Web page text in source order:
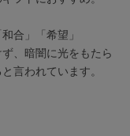
合」「希望」
、暗闇に光をもたら
言われています。